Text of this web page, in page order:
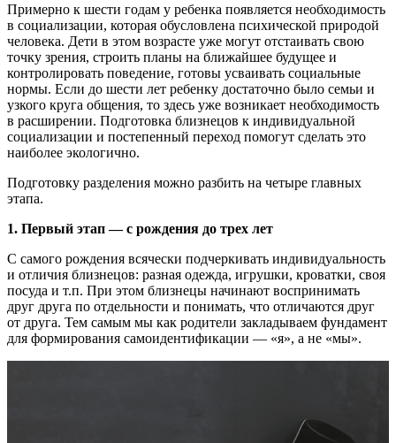
Примерно к шести годам у ребенка появляется необходимость
в социализации, которая обусловлена психической природой
человека. Дети в этом возрасте уже могут отстаивать свою
точку зрения, строить планы на ближайшее будущее и
контролировать поведение, готовы усваивать социальные
нормы. Если до шести лет ребенку достаточно было семьи и
узкого круга общения, то здесь уже возникает необходимость
в расширении. Подготовка близнецов к индивидуальной
социализации и постепенный переход помогут сделать это
наиболее экологично.
Подготовку разделения можно разбить на четыре главных
этапа.
1. Первый этап — с рождения до трех лет
С самого рождения всячески подчеркивать индивидуальность
и отличия близнецов: разная одежда, игрушки, кроватки, своя
посуда и т.п. При этом близнецы начинают воспринимать
друг друга по отдельности и понимать, что отличаются друг
от друга. Тем самым мы как родители закладываем фундамент
для формирования самоидентификации — «я», а не «мы».